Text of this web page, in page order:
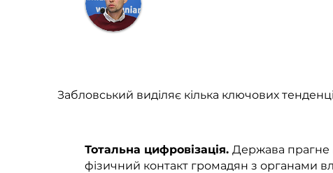
Забловський виділяє кілька ключових
Тотальна цифровізація. Держава прагне
фізичний контакт громадян з органами